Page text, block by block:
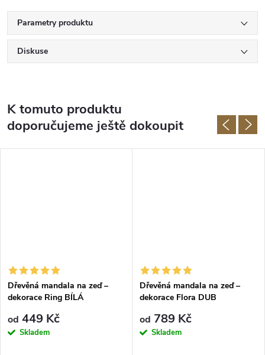
Parametry produktu
Diskuse
K tomuto produktu
doporučujeme ještě dokoupit
Dřevěná mandala na zeď –
dekorace Ring BÍLÁ
od 449 Kč
Skladem
Dřevěná mandala na zeď –
dekorace Flora DUB
od 789 Kč
Skladem